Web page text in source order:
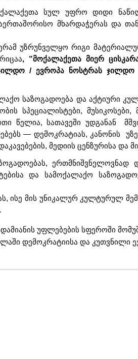
სულ უფრო დიდი
მხარდაჭერას და
უზრუნველყო რიგი
, ”მოქალაქეთა მიერ
/ ევროპა ნოსტრას ჯილდო
საზოგადოება და აქტიური
სპეციალისტები, მუსიკოსები,
წელია, სათავეში უდგანან
— დემოკრატიას, კანონის
მედიის ცენზურისა და
ერთმნიშვნელოვნად
და სამოქალაქო
ისე მის უნიკალურ კულტურულ
უფლებების სფეროში
დემოკრატიისა და კუთვნილი